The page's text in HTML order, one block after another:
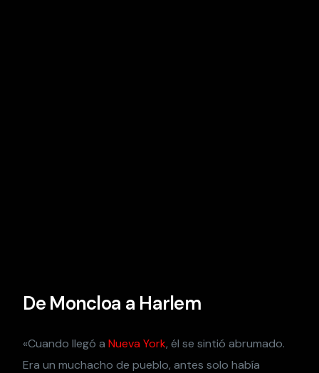
De Moncloa a Harlem
«Cuando llegó aNueva York, él se sintió abrumado.
Era un muchacho de pueblo, antes solo había